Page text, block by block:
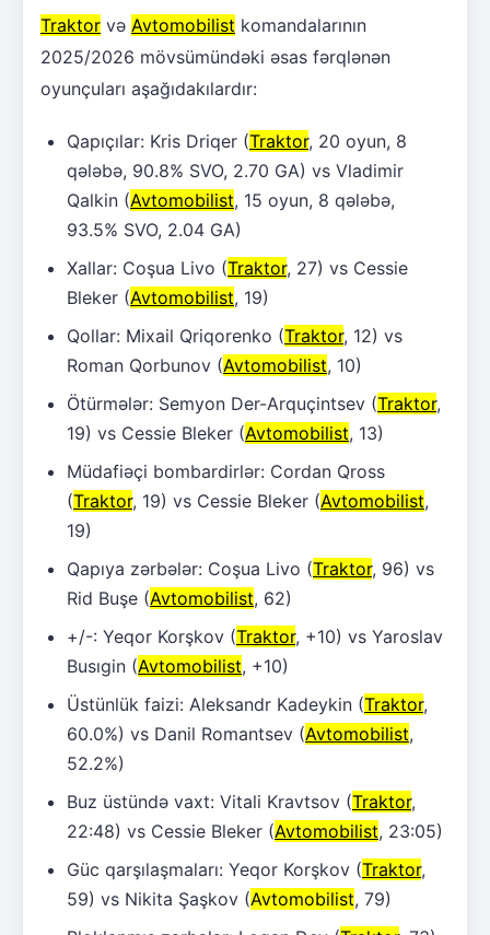
Traktor və Avtomobilist komandalarının
2025/2026 mövsümündəki əsas fərqlənən
oyunçuları aşağıdakılardır:
Qapıçılar: Kris Driqer (Traktor, 20 oyun, 8
qələbə, 90.8% SVO, 2.70 GA) vs Vladimir
Qalkin (Avtomobilist, 15 oyun, 8 qələbə,
93.5% SVO, 2.04 GA)
Xallar: Coşua Livo (Traktor, 27) vs Cessie
Bleker (Avtomobilist, 19)
Qollar: Mixail Qriqorenko (Traktor, 12) vs
Roman Qorbunov (Avtomobilist, 10)
Ötürmələr: Semyon Der-Arquçintsev (Traktor,
19) vs Cessie Bleker (Avtomobilist, 13)
Müdafiəçi bombardirlər: Cordan Qross
(Traktor, 19) vs Cessie Bleker (Avtomobilist,
19)
Qapıya zərbələr: Coşua Livo (Traktor, 96) vs
Rid Buşe (Avtomobilist, 62)
+/-: Yeqor Korşkov (Traktor, +10) vs Yaroslav
Busıgin (Avtomobilist, +10)
Üstünlük faizi: Aleksandr Kadeykin (Traktor,
60.0%) vs Danil Romantsev (Avtomobilist,
52.2%)
Buz üstündə vaxt: Vitali Kravtsov (Traktor,
22:48) vs Cessie Bleker (Avtomobilist, 23:05)
Güc qarşılaşmaları: Yeqor Korşkov (Traktor,
59) vs Nikita Şaşkov (Avtomobilist, 79)